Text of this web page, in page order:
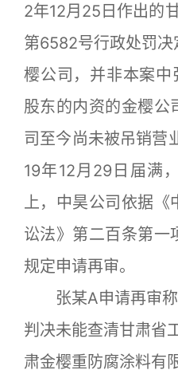
2年12月25日作出的
第6582号行政处罚
樱公司，并非本案
股东的内资的金樱公
司至今尚未被吊销营
19年12月29日届满
上，中昊公司依据《
讼法》第二百条第一
规定申请再审。
张某A申请再审称
判决未能查清甘肃省
肃金樱重防腐涂料有